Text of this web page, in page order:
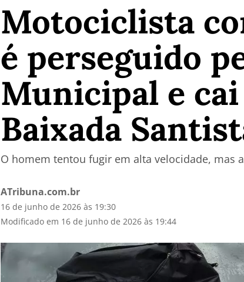
Motociclista
é perseguido
Municipal e
Baixada
O homem tentou fugir em alta velocidade, mas
ATribuna.com.br
16 de junho de 2026 às 19:30
Modificado em 16 de junho de 2026 às 19:44